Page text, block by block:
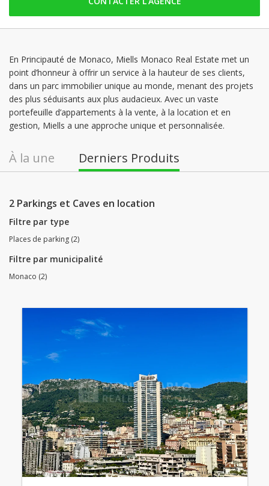
dimanche: Fermé
mercredi: 09:00 - 18:30
jeudi: 09:00 - 18:30
vendredi: 09:00 - 18:30
En Principauté de Monaco, Miells Monaco Real Estate met un
point d’honneur à offrir un service à la hauteur de ses clients,
dans un parc immobilier unique au monde, menant des projets
des plus séduisants aux plus audacieux. Avec un vaste
portefeuille d’appartements à la vente, à la location et en
gestion, Miells a une approche unique et personnalisée.
À la une Derniers Produits
2 Parkings et Caves en location
Filtre par type
Places de parking (2)
Filtre par municipalité
Monaco (2)